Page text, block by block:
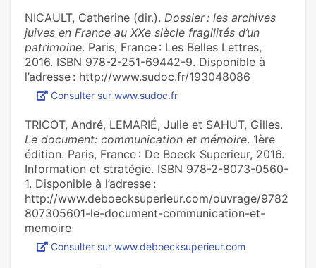
NICAULT, Catherine (dir.). Dossier : les archives
juives en France au XXe siècle fragilités d’un
patrimoine. Paris, France : Les Belles Lettres,
2016. ISBN 978-2-251-69442-9. Disponible à
l’adresse : http://www.sudoc.fr/193048086
Consulter sur www.sudoc.fr
TRICOT, André, LEMARIÉ, Julie et SAHUT, Gilles.
Le document: communication et mémoire. 1ère
édition. Paris, France : De Boeck Superieur, 2016.
Information et stratégie. ISBN 978-2-8073-0560-
1. Disponible à l’adresse :
http://www.deboecksuperieur.com/ouvrage/9782
807305601-le-document-communication-et-
memoire
Consulter sur www.deboecksuperieur.com